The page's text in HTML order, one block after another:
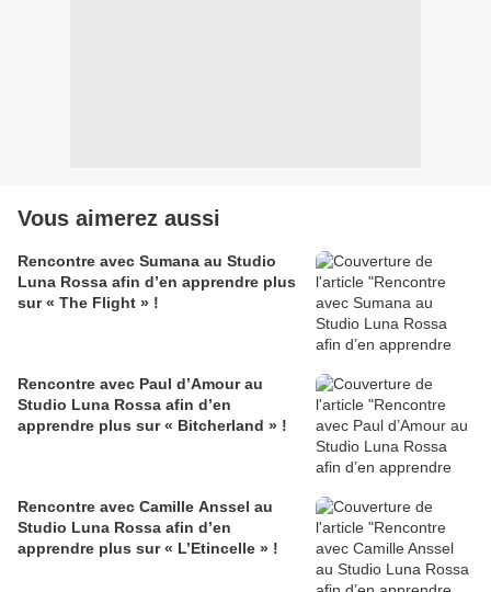
Vous aimerez aussi
Rencontre avec Sumana au Studio
Luna Rossa afin d’en apprendre plus
sur « The Flight » !
Rencontre avec Paul d’Amour au
Studio Luna Rossa afin d’en
apprendre plus sur « Bitcherland » !
Rencontre avec Camille Anssel au
Studio Luna Rossa afin d’en
apprendre plus sur « L’Etincelle » !